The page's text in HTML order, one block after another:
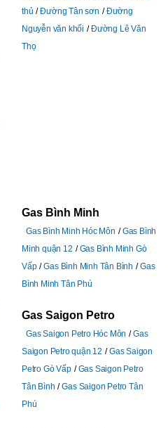
thủ
Đường Tân sơn
Đường
Nguyễn văn khối
Đường Lê Văn
Thọ
Gas Bình Minh
Gas Bình Minh Hóc Môn
Gas Bình
Minh quận 12
Gas Bình Minh Gò
Vấp
Gas Bình Minh Tân Bình
Gas
Bình Minh Tân Phú
Gas Saigon Petro
Gas Saigon Petro Hóc Môn
Gas
Saigon Petro quận 12
Gas Saigon
Petro Gò Vấp
Gas Saigon Petro
Tân Bình
Gas Saigon Petro Tân
Phú